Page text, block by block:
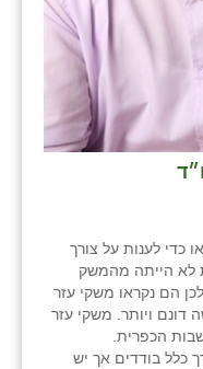
כדי לענות על צורך
לא הייתה מהמשק
הם נקראו משקי עזר
דונם ויותר. משקי עזר
הכפרית.
כלל בודדים אך יש